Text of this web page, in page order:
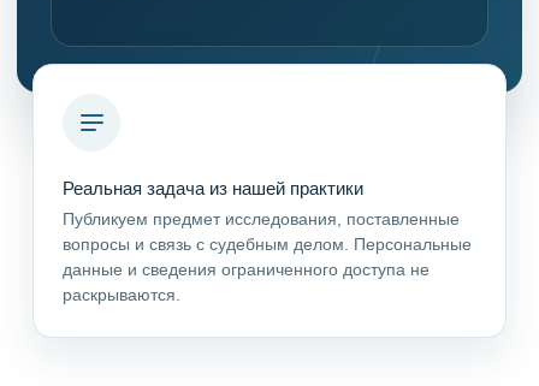
Реальная задача из нашей практики
Публикуем предмет исследования, поставленные
вопросы и связь с судебным делом. Персональные
данные и сведения ограниченного доступа не
раскрываются.